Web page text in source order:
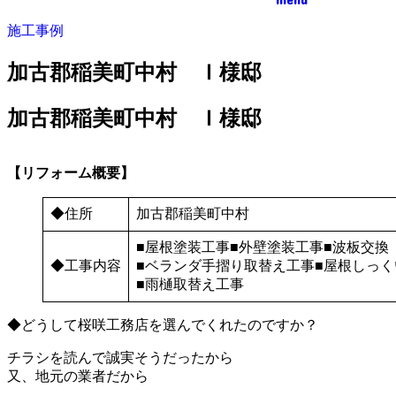
施工事例
加古郡稲美町中村 Ｉ様邸
加古郡稲美町中村 Ｉ様邸
【リフォーム概要】
◆住所 加古郡稲美町中村
◆工事内容
■屋根塗装工事■外壁塗装工事■波板交換
■ベランダ手摺り取替え工事■屋根しっ
■雨樋取替え工事
◆どうして桜咲工務店を選んでくれたのですか？
チラシを読んで誠実そうだったから
又、地元の業者だから